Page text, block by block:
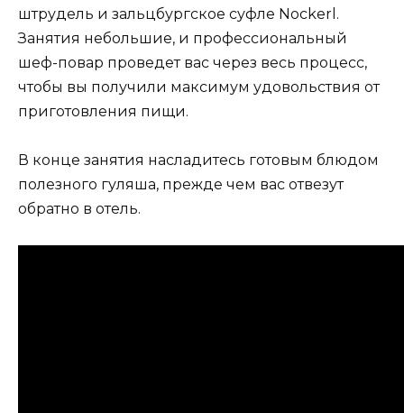
штрудель и зальцбургское суфле Nockerl.
Занятия небольшие, и профессиональный
шеф-повар проведет вас через весь процесс,
чтобы вы получили максимум удовольствия от
приготовления пищи.
В конце занятия насладитесь готовым блюдом
полезного гуляша, прежде чем вас отвезут
обратно в отель.